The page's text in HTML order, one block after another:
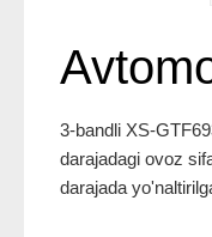
3-bandli XS-
darajadagi ovoz
darajada